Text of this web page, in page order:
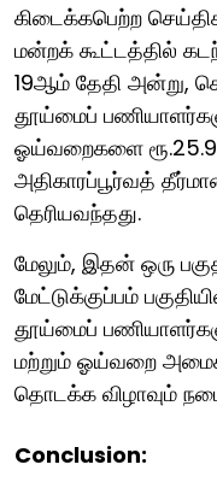
கிடைக்கபெற்ற
மன்றக் கூட்டத்தில்
19ஆம் தேதி அன்று,
தூய்மைப்
ஓய்வறைகளை
அதிகாரப்பூர்வத்
தெரியவந்தது.
மேலும், இதன் ஒரு
மேட்டுக்குப்பம்
தூய்மைப்
மற்றும் ஓய்வறை
தொடக்க விழாவும்
Conclusion: